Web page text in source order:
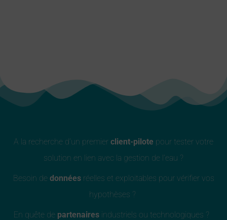
A la recherche d’un premier client-pilote pour tester votre
solution en lien avec la gestion de l’eau ?
Besoin de donnéesréelles et exploitables pour vérifier vos
hypothèses ?
En quête de partenaires industriels ou technologiques ?